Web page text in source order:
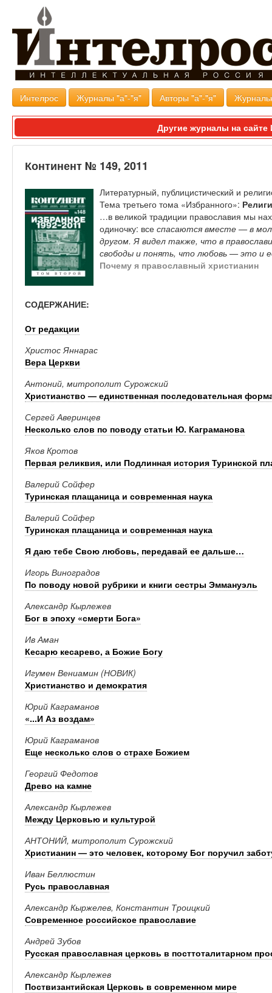
Интелрос Журналы "а"-"я" Авторы "а"-"я"
Другие журналы на
Континент № 149, 2011
Литературный, публицистический и
Тема третьего тома «Избранного»:
…в великой традиции православия мы
одиночку: все спасаются вместе — в
другом. Я видел также, что в
свободы и понять, что любовь — это и
Почему я православный христианин
СОДЕРЖАНИЕ:
От редакции
Христос Яннарас
Вера Церкви
Антоний, митрополит Сурожский
Христианство — единственная последовательная
Сергей Аверинцев
Несколько слов по поводу статьи Ю. Каграманова
Яков Кротов
Первая реликвия, или Подлинная история Туринской
Валерий Сойфер
Туринская плащаница и современная наука
Валерий Сойфер
Туринская плащаница и современная наука
Я даю тебе Свою любовь, передавай ее дальше…
Игорь Виноградов
По поводу новой рубрики и книги сестры Эммануэль
Александр Кырлежев
Бог в эпоху «смерти Бога»
Ив Аман
Кесарю кесарево, а Божие Богу
Игумен Вениамин (НОВИК)
Христианство и демократия
Юрий Каграманов
«...И Аз воздам»
Юрий Каграманов
Еще несколько слов о страхе Божием
Георгий Федотов
Древо на камне
Александр Кырлежев
Между Церковью и культурой
АНТОНИЙ, митрополит Сурожский
Христианин — это человек, которому Бог поручил
Иван Беллюстин
Русь православная
Александр Кыржелев, Константин Троицкий
Современное российское православие
Андрей Зубов
Русская православная церковь в посттоталитарном
Александр Кырлежев
Поствизантийская Церковь в современном мире